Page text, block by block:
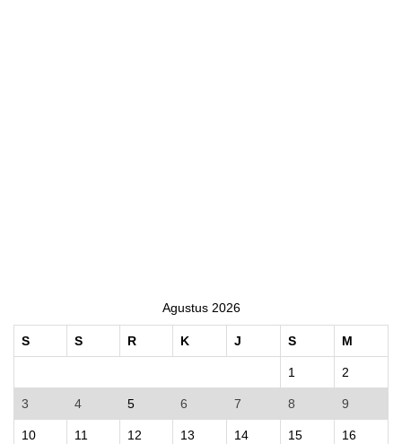
Agustus 2026
S S R K J S M
1 2
3 4 5 6 7 8 9
10 11 12 13 14 15 16